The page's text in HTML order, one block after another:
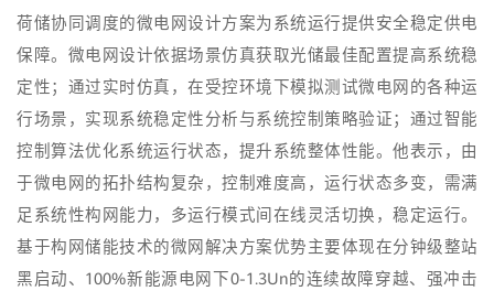
荷储协同调度的微电网设计方案为系统运行提供安全稳定供电
保障。微电网设计依据场景仿真获取光储最佳配置提高系统稳
定性；通过实时仿真，在受控环境下模拟测试微电网的各种运
行场景，实现系统稳定性分析与系统控制策略验证；通过智能
控制算法优化系统运行状态，提升系统整体性能。他表示，由
于微电网的拓扑结构复杂，控制难度高，运行状态多变，需满
足系统性构网能力，多运行模式间在线灵活切换，稳定运行。
基于构网储能技术的微网解决方案优势主要体现在分钟级整站
黑启动、100%新能源电网下0-1.3Un的连续故障穿越、强冲击